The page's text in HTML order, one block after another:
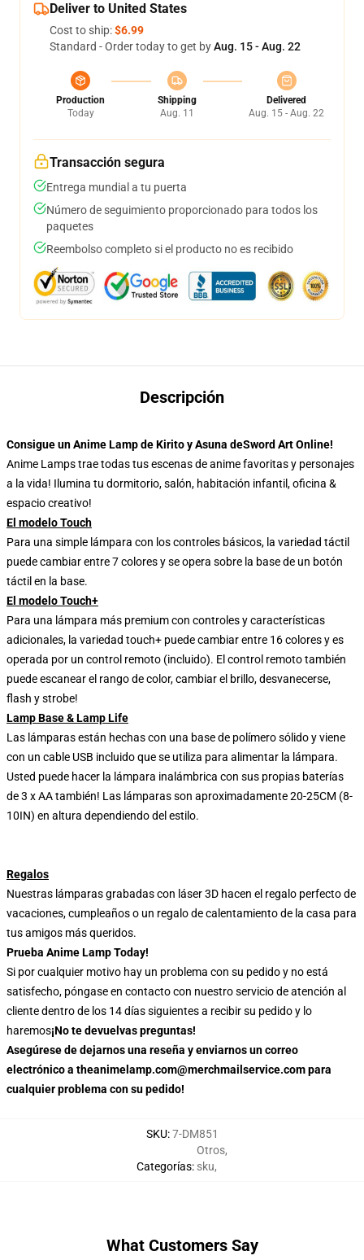
Deliver to United States
Cost to ship:$6.99
Standard - Order today to get byAug. 15 - Aug. 22
Production
Today
Shipping
Aug. 11
Delivered
Aug. 15 - Aug. 22
Transacción segura
Entrega mundial a tu puerta
Número de seguimiento proporcionado para todos los
paquetes
Reembolso completo si el producto no es recibido
Descripción
Consigue un Anime Lamp de Kirito y Asuna deSword Art Online!
Anime Lamps trae todas tus escenas de anime favoritas y personajes
a la vida! Ilumina tu dormitorio, salón, habitación infantil, oficina &
espacio creativo!
El modelo Touch
Para una simple lámpara con los controles básicos, la variedad táctil
puede cambiar entre 7 colores y se opera sobre la base de un botón
táctil en la base.
El modelo Touch+
Para una lámpara más premium con controles y características
adicionales, la variedad touch+ puede cambiar entre 16 colores y es
operada por un control remoto (incluido). El control remoto también
puede escanear el rango de color, cambiar el brillo, desvanecerse,
flash y strobe!
Lamp Base & Lamp Life
Las lámparas están hechas con una base de polímero sólido y viene
con un cable USB incluido que se utiliza para alimentar la lámpara.
Usted puede hacer la lámpara inalámbrica con sus propias baterías
de 3 x AA también! Las lámparas son aproximadamente 20-25CM (8-
10IN) en altura dependiendo del estilo.
Regalos
Nuestras lámparas grabadas con láser 3D hacen el regalo perfecto de
vacaciones, cumpleaños o un regalo de calentamiento de la casa para
tus amigos más queridos.
Prueba Anime Lamp Today!
Si por cualquier motivo hay un problema con su pedido y no está
satisfecho, póngase en contacto con nuestro servicio de atención al
cliente dentro de los 14 días siguientes a recibir su pedido y lo
haremos¡No te devuelvas preguntas!
Asegúrese de dejarnos una reseña y enviarnos un correo
electrónico a theanimelamp.com@merchmailservice.com para
cualquier problema con su pedido!
SKU:7-DM851
Categorías:
Otros,
sku,
What Customers Say